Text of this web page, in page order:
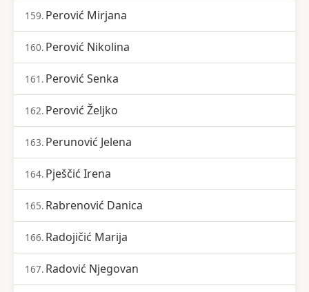
159. Perović Mirjana
160. Perović Nikolina
161. Perović Senka
162. Perović Željko
163. Perunović Jelena
164. Pješčić Irena
165. Rabrenović Danica
166. Radojičić Marija
167. Radović Njegovan